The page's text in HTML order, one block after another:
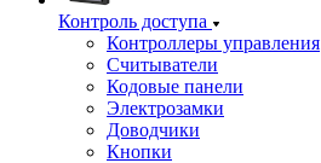
Контроль доступа
Контроллеры управления
Считыватели
Кодовые панели
Электрозамки
Доводчики
Кнопки